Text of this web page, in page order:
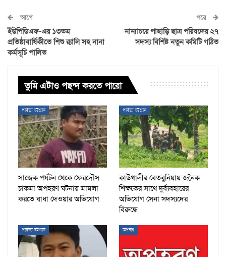
আগে
ইউপিডিএফ-এর ১৩তম
প্রতিষ্ঠাবার্ষিকীতে শিশু র‌্যালি সহ নানা
কর্মসূচি পালিত
পরে
নান্যাচরে পাহাড়ি ছাত্র পরিষদের ২৭
সদস্য বিশিষ্ট নতুন কমিটি গঠিত
তুমি এটাও পছন্দ করতে পারো
পার্বত্য চট্টগ্রাম
সাজেক পর্যটন থেকে ফেরদৌস
চাকমা অপহরণ ঘটনায় মামলা
করতে বাধা দেওয়ার অভিযোগ
পার্বত্য চট্টগ্রাম
কাউখালীর বেতবুনিয়ায় জনৈক
শিক্ষকের সাথে দুর্ব্যবহারের
অভিযোগ সেনা সদস্যদের
বিরুদ্ধে
পার্বত্য চট্টগ্রাম অপরাধ